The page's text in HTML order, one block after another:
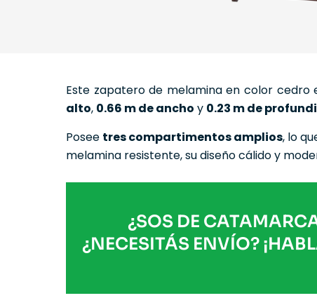
Este zapatero de melamina en color cedro
alto, 0.66 m de ancho y 0.23 m de
Posee tres compartimentos amplios, lo
melamina resistente, su diseño cálido y
¿SOS DE
¿NECESITÁS ENVÍO?